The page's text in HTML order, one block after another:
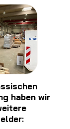
haben wir